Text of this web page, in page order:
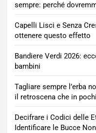
sempre: perché
Capelli Lisci e Senza
ottenere questo effetto
Bandiere Verdi 2026:
bambini
Tagliare sempre l’erba
il retroscena che in
Decifrare i Codici delle
Identificare le Bucce